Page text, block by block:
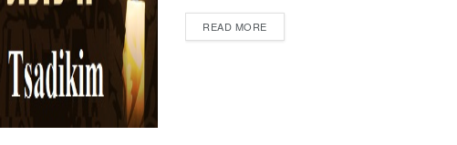
READ MOREDETAILS